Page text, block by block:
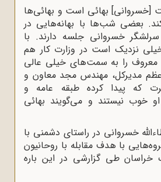
[خسروانی] بهائی است و بهائی‌ها
بعضی شب‌ها با بهانه‌هایی در
خسروانی جلسه دارند. با
نزدیک است در وزارت کار هم
معروف را به سمت‌های خیلی عالی
اعظم مدیرکل، مهندس مجد معاون و
که پیدا کرده طبقه عامه و
خوب نیستند و می‌گویند بهائی
خسروانی در راستای دشمنی با
با هدف مقابله با روحانیون
طی گزارشی در این باره